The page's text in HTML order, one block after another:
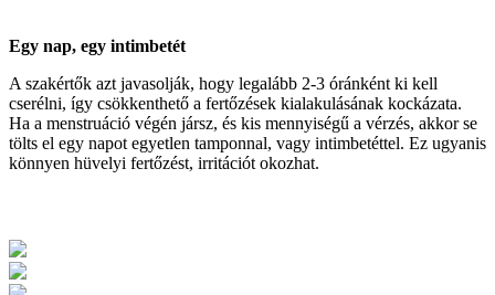
Egy nap, egy intimbetét
A szakértők azt javasolják, hogy legalább 2-3 óránként ki kell
cserélni, így csökkenthető a fertőzések kialakulásának kockázata.
Ha a menstruáció végén jársz, és kis mennyiségű a vérzés, akkor se
tölts el egy napot egyetlen tamponnal, vagy intimbetéttel. Ez ugyanis
könnyen hüvelyi fertőzést, irritációt okozhat.